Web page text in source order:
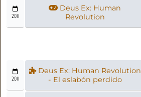
2011
Deus Ex: Human
Revolution
2011
Deus Ex: Human Revolution
- El eslabón perdido